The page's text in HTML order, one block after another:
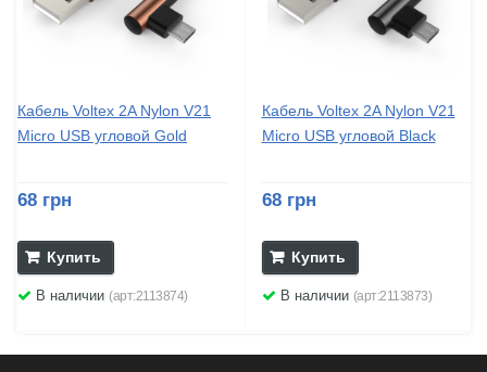
Кабель Voltex 2A Nylon V21
Micro USB угловой Gold
68 грн
Купить
В наличии (арт:2113874)
Кабель Voltex 2A Nylon V21
Micro USB угловой Black
68 грн
Купить
В наличии (арт:2113873)